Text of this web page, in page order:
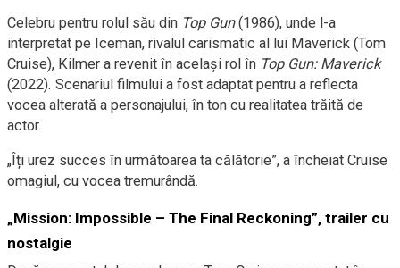
Celebru pentru rolul său din Top Gun(1986), unde l-a
interpretat pe Iceman, rivalul carismatic al lui Maverick (Tom
Cruise), Kilmer a revenit în același rol în Top Gun: Maverick
(2022). Scenariul filmului a fost adaptat pentru a reflecta
vocea alterată a personajului, în ton cu realitatea trăită de
actor.
„Îți urez succes în următoarea ta călătorie”, a încheiat Cruise
omagiul, cu vocea tremurândă.
„Mission: Impossible – The Final Reckoning”, trailer cu
nostalgie